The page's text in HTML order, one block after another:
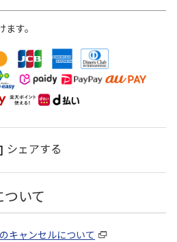
す。
シェアする
いて
キャンセルについて